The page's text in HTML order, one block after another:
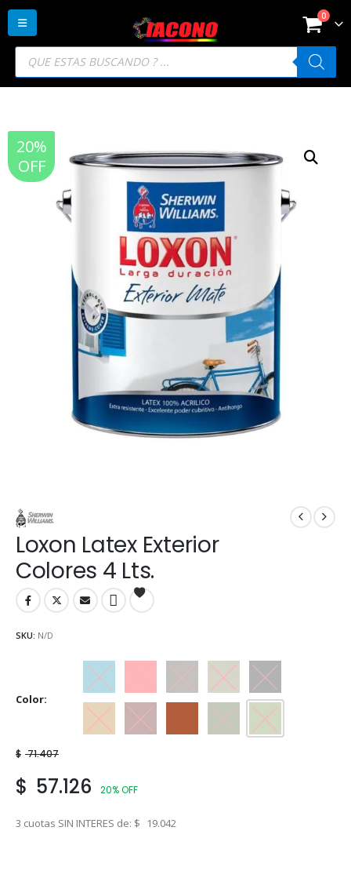
Búsqueda
productos
0
20%
OFF
Loxon Latex Exterior
Colores 4 Lts.
SKU: N/D
Color
Azul Traful BermellónCafé Gris cementoNegro ébano
Ocre Rojo BorgoñaRojo TejaVerde ForestaVerde Safari
$ 71.407
$ 57.126 20% OFF
3 cuotas SIN INTERES de: $ 19.042